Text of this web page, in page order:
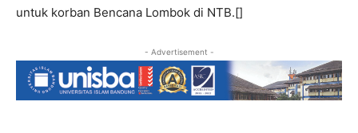
untuk korban Bencana Lombok di NTB.[]
- Advertisement -